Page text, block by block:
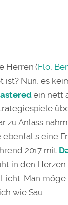
Herren (Flo,
ist? Nun, es
ein nett
zu Anlass
eine
2017 mit
in den Herzen
Man
wie Sau.